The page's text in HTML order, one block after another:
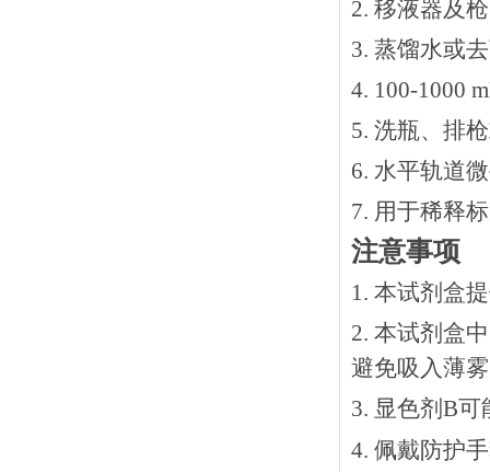
2. 移液器及
3. 蒸馏水或
4. 100-1000
5. 洗瓶、排
6. 水平轨道
7. 用于稀释
注意事项
1. 本试剂盒
2. 本试剂盒
避免吸入薄
3. 显色剂B
4. 佩戴防护